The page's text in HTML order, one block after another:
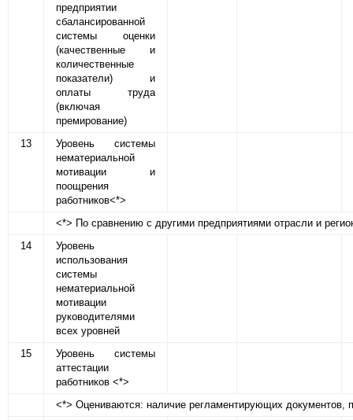
предприятии
сбалансированной
системы оценки
(качественные и
количественные
показатели) и
оплаты труда
(включая
премирование)
13
Уровень системы
нематериальной
мотивации и
поощрения
работников<*>
<*> По сравнению с другими предприятиями отрасли и
14
Уровень
использования
системы
нематериальной
мотивации
руководителями
всех уровней
15
Уровень системы
аттестации
работников <*>
<*> Оцениваются: наличие регламентирующих документов,